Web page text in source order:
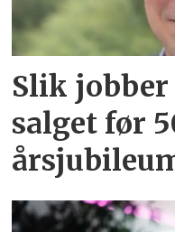
Slik jobber
salget før